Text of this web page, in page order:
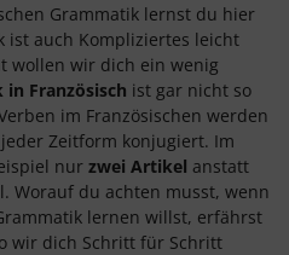
Grammatik lernst du hier
ist auch Kompliziertes leicht
wollen wir dich ein wenig
Französisch ist gar nicht so
im Französischen werden
Zeitform konjugiert. Im
nur zwei Artikel anstatt
Worauf du achten musst, wenn
lernen willst, erfährst
wir dich Schritt für Schritt